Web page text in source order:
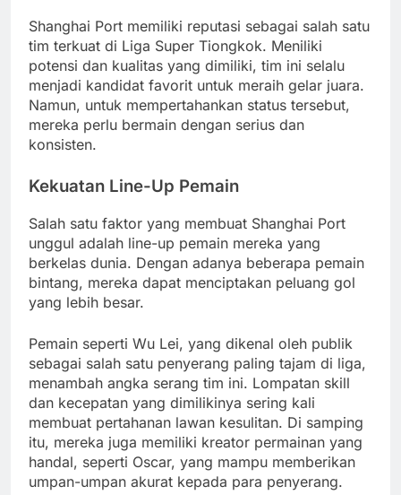
Shanghai Port memiliki reputasi sebagai salah satu
tim terkuat di Liga Super Tiongkok. Meniliki
potensi dan kualitas yang dimiliki, tim ini selalu
menjadi kandidat favorit untuk meraih gelar juara.
Namun, untuk mempertahankan status tersebut,
mereka perlu bermain dengan serius dan
konsisten.
Kekuatan Line-Up Pemain
Salah satu faktor yang membuat Shanghai Port
unggul adalah line-up pemain mereka yang
berkelas dunia. Dengan adanya beberapa pemain
bintang, mereka dapat menciptakan peluang gol
yang lebih besar.
Pemain seperti Wu Lei, yang dikenal oleh publik
sebagai salah satu penyerang paling tajam di liga,
menambah angka serang tim ini. Lompatan skill
dan kecepatan yang dimilikinya sering kali
membuat pertahanan lawan kesulitan. Di samping
itu, mereka juga memiliki kreator permainan yang
handal, seperti Oscar, yang mampu memberikan
umpan-umpan akurat kepada para penyerang.